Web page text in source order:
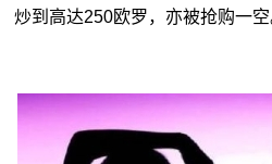
炒到高达250欧罗，亦被抢购一空